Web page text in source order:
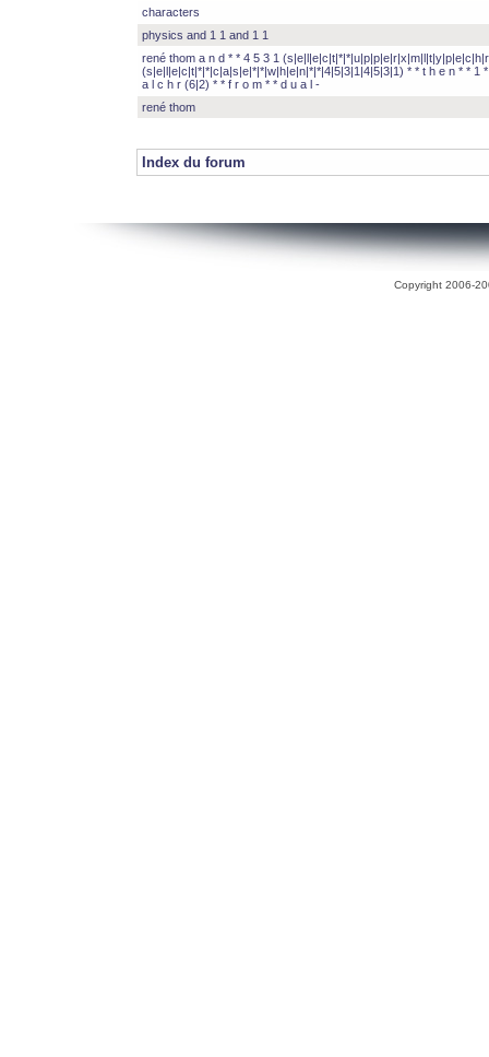
characters
physics and 1 1 and 1 1
rené thom a n d * * 4 5 3 1
(s|e|l|e|c|t|*|*|c|a|s|e|*|*|w|h|e|n|*|*|4|5|3|1|4|5|3|1) * * t h e n * * 1
a l c h r (6|2) * * f r o m * * d u a l -
rené thom
Index du forum
Copyright 2006-